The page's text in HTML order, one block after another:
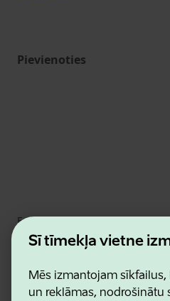
Šī tīmekļa vietne
Mēs izmantojam
un reklāmas, nodrošinātu
Pievienoties
Estonian Business and
Kontakti
Sadarbības partneri
Sīkdatņu un